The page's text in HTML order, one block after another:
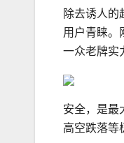
除去诱人的
用户青睐。
一众老牌实
安全，是最
高空跌落等